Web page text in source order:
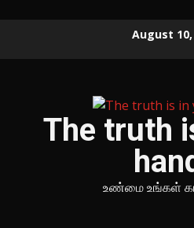
August 10,
The truth
உண்மை உங்கள்